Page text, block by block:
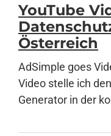
YouTube
Österreich
AdSimple goes
Video stelle ich
Generator in der